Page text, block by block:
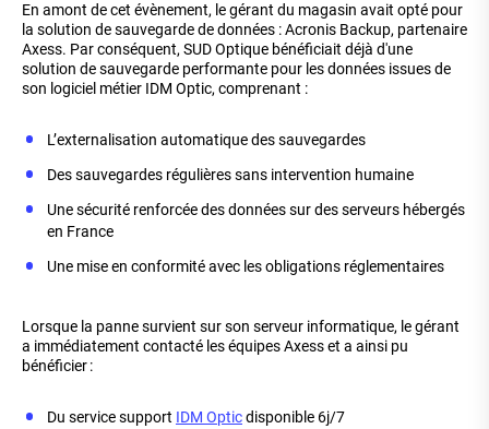
En amont de cet évènement, le gérant du magasin avait opté pour
la solution de sauvegarde de données : Acronis Backup, partenaire
Axess. Par conséquent, SUD Optique bénéficiait déjà d'une
solution de sauvegarde performante pour les données issues de
son logiciel métier IDM Optic, comprenant :
L’externalisation automatique des sauvegardes
Des sauvegardes régulières sans intervention humaine
Une sécurité renforcée des données sur des serveurs hébergés
en France
Une mise en conformité avec les obligations réglementaires
Lorsque la panne survient sur son serveur informatique, le gérant
a immédiatement contacté les équipes Axess et a ainsi pu
bénéficier :
Du service support IDM Opticdisponible 6j/7